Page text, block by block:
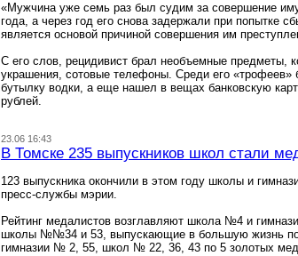
«Мужчина уже семь раз был судим за совершение
года, а через год его снова задержали при попытке
является основой причиной совершения им
С его слов, рецидивист брал необъемные предметы,
украшения, сотовые телефоны. Среди его «трофеев»
бутылку водки, а еще нашел в вещах банковскую
рублей.
23.06 16:43
В Томске 235 выпускников школ стали
123 выпускника окончили в этом году школы и
пресс-службы мэрии.
Рейтинг медалистов возглавляют школа №4 и
школы №№34 и 53, выпускающие в большую жизнь по
гимназии № 2, 55, школ № 22, 36, 43 по 5 золотых